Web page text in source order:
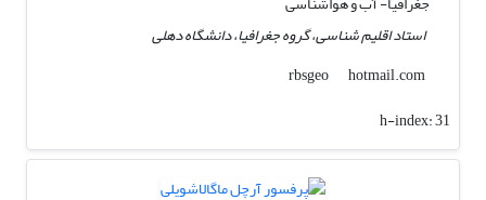
استاد اقلیم شناسی، گروه جغرافیا، دانشگاه دهلی
rbsgeo
hotmail.com
h-index:31